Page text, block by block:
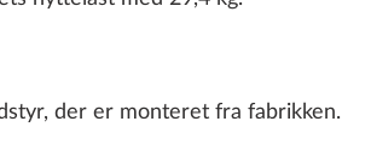
der er monteret fra fabrikken.